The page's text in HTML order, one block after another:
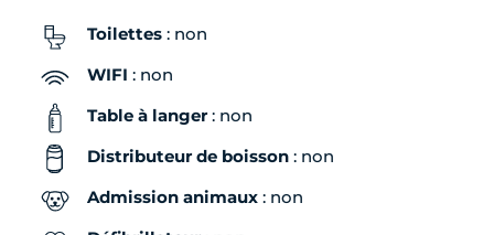
Toilettes : non
WIFI : non
Table à langer: non
Distributeur de boisson : non
Admission animaux : non